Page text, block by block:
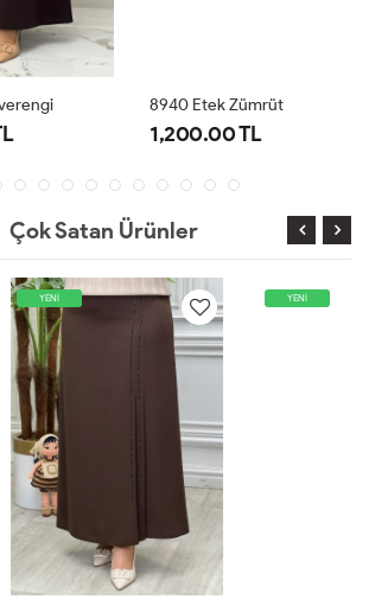
8940 Etek Zümrüt
1,200.00 TL
Çok Satan Ürünler
YENİ